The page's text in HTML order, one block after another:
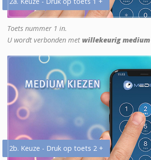
Toets nummer 1 in.
U wordt verbonden met willekeurig medium
2b. Keuze - Druk op toets 2 +